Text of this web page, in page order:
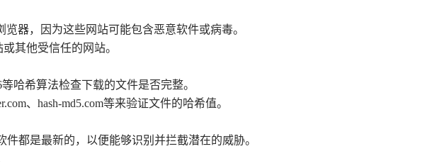
览器，因为这些网站可能包含恶意软件或病毒。
其他受信任的网站。
哈希算法检查下载的文件是否完整。
、hash-md5.com等来验证文件的哈希值。
都是最新的，以便能够识别并拦截潜在的威胁。